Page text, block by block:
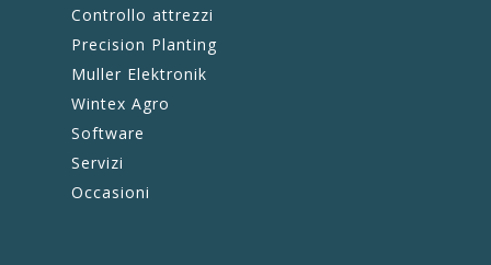
Controllo attrezzi
Precision Planting
Muller Elektronik
Wintex Agro
Software
Servizi
Occasioni